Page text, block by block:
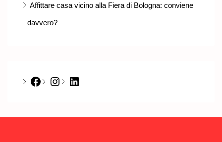
Affittare casa vicino alla Fiera di Bologna: conviene
davvero?
Facebook
Instagram
LinkedIn